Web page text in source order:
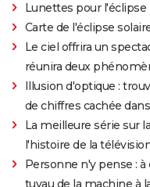
Lunettes pour l'éclipse
Carte de l'éclipse
Le ciel offrira un
réunira deux
Illusion d'optique :
de chiffres cachée
La meilleure série sur
l'histoire de la
Personne n'y pense :
tuyau de la machine à